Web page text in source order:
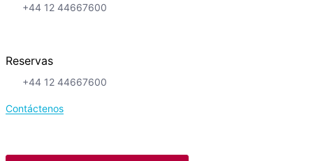
+44 12 44667600
Reservas
+44 12 44667600
Contáctenos